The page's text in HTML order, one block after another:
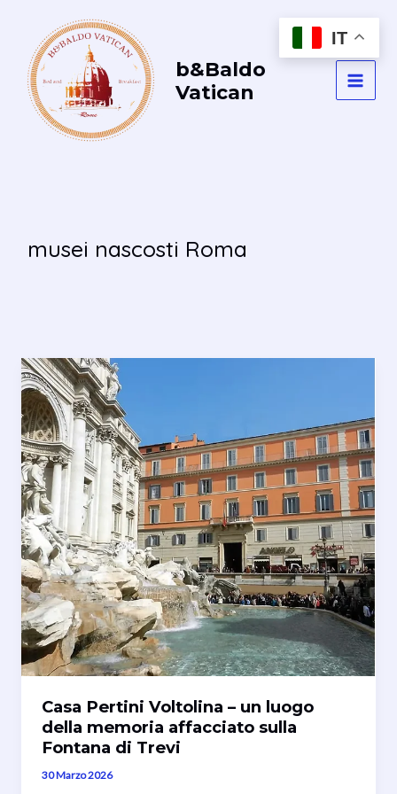
contenuto
b&Baldo
Vatican
musei nascosti Roma
Casa Pertini Voltolina – un luogo
della memoria affacciato sulla
Fontana di Trevi
30 Marzo 2026
IT